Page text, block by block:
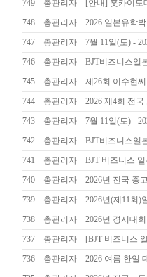
749
총관리자
[안내] 홋카이도
748
총관리자
2026 일본유학
747
총관리자
7월 11일(토) -
746
총관리자
BJT비즈니스일
745
총관리자
제26회 이수현
744
총관리자
2026 제4회 전
743
총관리자
7월 11일(토) -
742
총관리자
BJT비즈니스일
741
총관리자
BJT 비즈니스
740
총관리자
2026년 전국 중
739
총관리자
2026년(제11회)
738
총관리자
2026년 경시대
737
총관리자
[BJT 비즈니스
736
총관리자
2026 여름 한일